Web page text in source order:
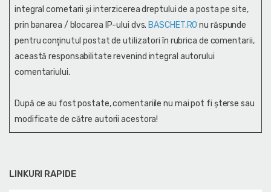
LINKURI RAPIDE
integral cometarii și interzicerea dreptului de a posta pe site,
prin banarea / blocarea IP-ului dvs.BASCHET.RO nu răspunde
pentru conţinutul postat de utilizatori în rubrica de comentarii,
această responsabilitate revenind integral autorului
comentariului.
După ce au fost postate, comentariile nu mai pot fi șterse sau
modificate de către autorii acestora!